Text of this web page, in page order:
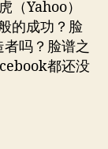
Facebook
之
后？
Yahoo）
的成功？脸
吗？脸谱之
都还没